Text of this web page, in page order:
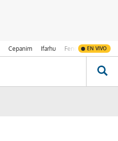
Cepanim Ifarhu Fenómeno de El
EN VIVO